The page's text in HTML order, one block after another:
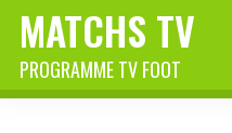
MATCHS TV
PROGRAMME TV FOOT